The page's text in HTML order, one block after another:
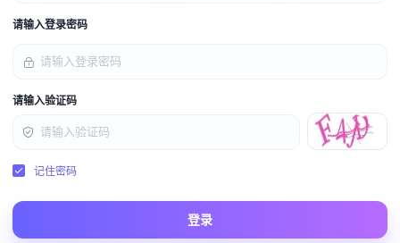
请输入登录密码
请输入验证码
记住密码
登录